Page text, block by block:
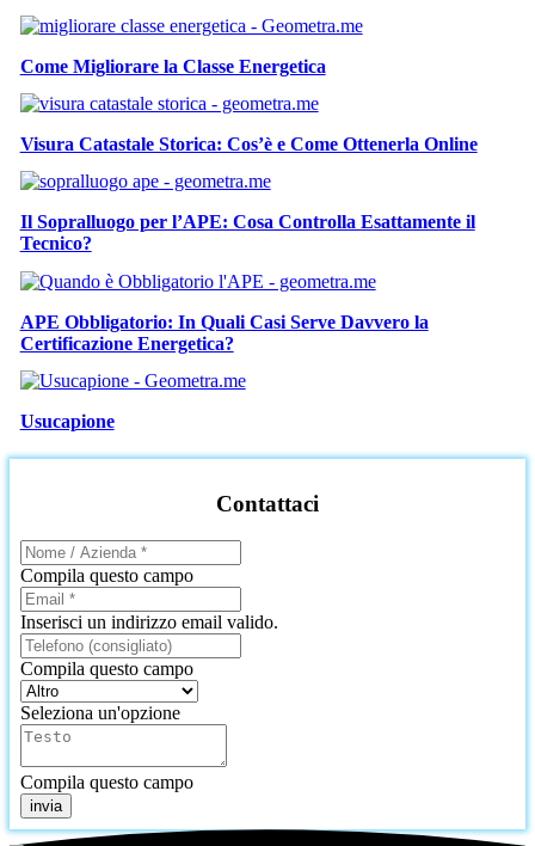
Come Migliorare la Classe Energetica
Visura Catastale Storica: Cos’è e Come Ottenerla Online
Il Sopralluogo per l’APE: Cosa Controlla Esattamente il
Tecnico?
APE Obbligatorio: In Quali Casi Serve Davvero la
Certificazione Energetica?
Usucapione
Contattaci
Compila questo campo
Inserisci un indirizzo email valido.
Compila questo campo
Seleziona un'opzione
Compila questo campo
invia